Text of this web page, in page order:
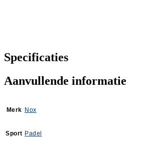
Specificaties
Aanvullende informatie
Merk Nox
Sport Padel